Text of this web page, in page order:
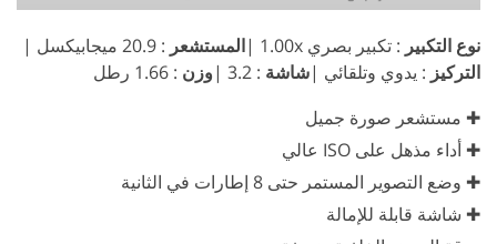
نوع التكبير : تكبير بصري 1.00x | المستشعر : 20.9 ميجابيكسل |
التركيز : يدوي وتلقائي |شاشة : 3.2 | وزن : 1.66 رطل
✚ مستشعر صورة جميل
✚ أداء مذهل على ISO عالي
✚ وضع التصوير المستمر حتى 8 إطارات في الثانية
✚ شاشة قابلة للإمالة